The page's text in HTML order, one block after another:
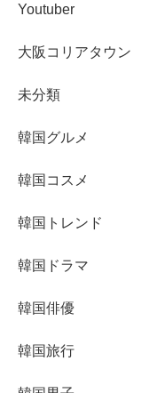
Youtuber
大阪コリアタウン
未分類
韓国グルメ
韓国コスメ
韓国トレンド
韓国ドラマ
韓国俳優
韓国旅行